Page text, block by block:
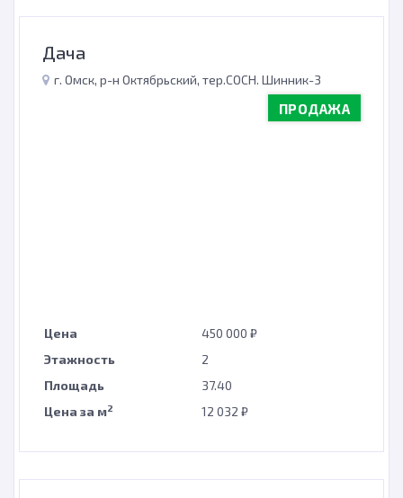
Дача
г. Омск, р-н Октябрьский, тер.СОСН. Шинник-3
ПРОДАЖА
Цена
450 000 ₽
Этажность
2
Площадь
37.40
Цена за м2 12 032 ₽